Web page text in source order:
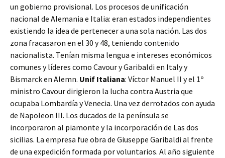
un gobierno provisional. Los procesos de unificación
nacional de Alemania e Italia: eran estados independientes
existiendo la idea de pertenecer a una sola nación. Las dos
zona fracasaron en el 30 y 48, teniendo contenido
nacionalista. Tenían misma lengua e intereses económicos
comunes y líderes como Cavour y Garibaldi en Italy y
Bismarck en Alemn. Unif Italiana: Víctor Manuel II y el 1º
ministro Cavour dirigieron la lucha contra Austria que
ocupaba Lombardía y Venecia. Una vez derrotados con ayuda
de Napoleon III. Los ducados de la península se
incorporaron al piamonte y la incorporación de Las dos
sicilias. La empresa fue obra de Giuseppe Garibaldi al frente
de una expedición formada por voluntarios. Al año siguiente